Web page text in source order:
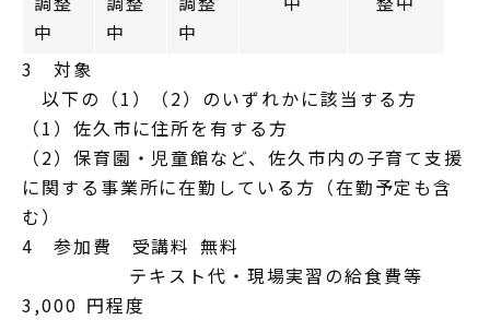
中
中
中
3 対象
以下の（1）（2）のいずれかに該当する方
（1）佐久市に住所を有する方
（2）保育園・児童館など、佐久市内の子育て支援
に関する事業所に在勤している方（在勤予定も含
む）
4 参加費 受講料 無料
テキスト代・現場実習の給食費等
3,000 円程度